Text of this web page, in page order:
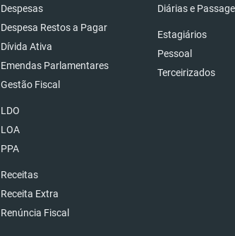
Despesas
Despesa Restos a Pagar
Dívida Ativa
Emendas Parlamentares
Gestão Fiscal
LDO
LOA
PPA
Receitas
Receita Extra
Renúncia Fiscal
Diárias e
Estagiários
Pessoal
Terceirizados